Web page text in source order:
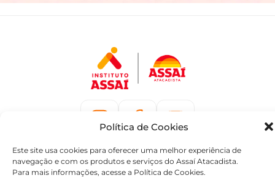
Política de Cookies
Este site usa cookies para oferecer uma melhor experiência de
navegação e com os produtos e serviços do Assaí Atacadista.
Para mais informações, acesse a Política de Cookies.
Copyright © 2025 | Todos os direitos reservados
Termos e condiçõesPolítica de privacidade